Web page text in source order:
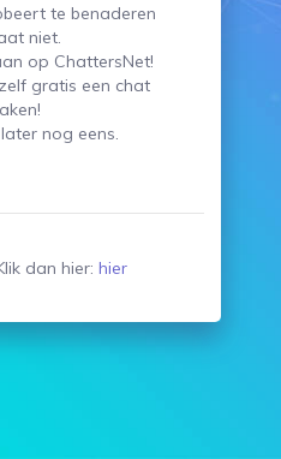
te benaderen
niet.
op ChattersNet!
gratis een chat
nog eens.
dan hier: hier